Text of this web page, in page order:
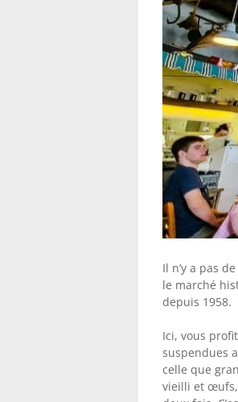
Il n’y a pas
le marché
depuis 1958.
Ici, vous
suspendues
celle que
vieilli et œufs,